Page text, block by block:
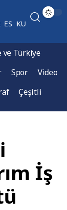
ES KU
ve Türkiye
Spor
Video
Çeşitli
İş